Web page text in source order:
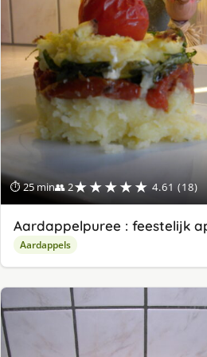
⏱ 25 min👥 2★★★★★ 4.61 (18)
Aardappelpuree : feestelijk
Aardappels